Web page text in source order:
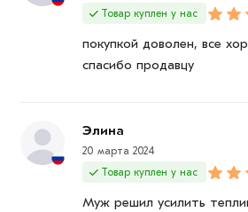
Товар куплен у нас
покупкой доволен, все
спасибо продавцу
Элина
20 марта 2024
Товар куплен у нас
Муж решил усилить